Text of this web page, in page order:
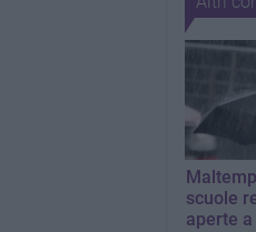
scuole
aperte